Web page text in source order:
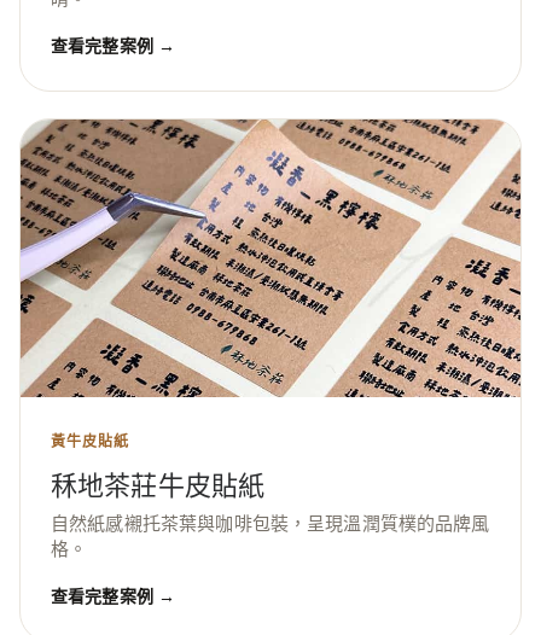
查看完整案例 →
黃牛皮貼紙
秝地茶莊牛皮貼紙
自然紙感襯托茶葉與咖啡包裝，呈現溫潤質樸的品牌風
格。
查看完整案例 →